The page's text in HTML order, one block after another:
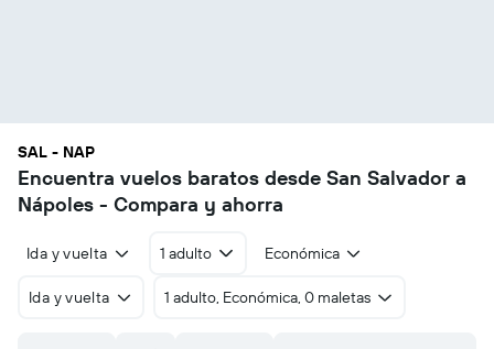
SAL - NAP
Encuentra vuelos baratos desde San Salvador a
Nápoles - Compara y ahorra
Ida y vuelta 1 adulto Económica
Ida y vuelta 1 adulto, Económica, 0 maletas